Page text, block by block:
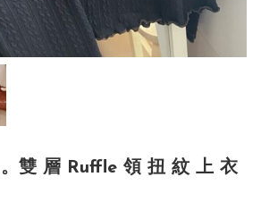
雙 層 Ruffle 領 扭 紋 上 衣